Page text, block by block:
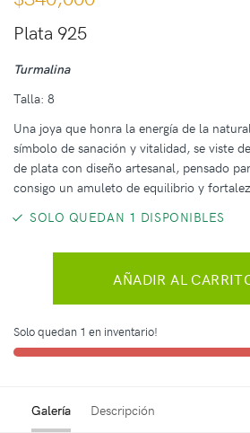
Plata 925
Turmalina
Talla: 8
Una joya que honra la energía de la
símbolo de sanación y vitalidad, se viste
de plata con diseño artesanal, pensado
consigo un amuleto de equilibrio y
SOLO QUEDAN 1 DISPONIBLES
AÑADIR AL
Solo quedan 1 en inventario!
Galería Descripción